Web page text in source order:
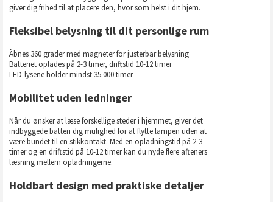
giver dig frihed til at placere den, hvor som helst i dit hjem.
Fleksibel belysning til dit personlige rum
Åbnes 360 grader med magneter for justerbar belysning
Batteriet oplades på 2-3 timer, driftstid 10-12 timer
LED-lysene holder mindst 35.000 timer
Mobilitet uden ledninger
Når du ønsker at læse forskellige steder i hjemmet, giver det
indbyggede batteri dig mulighed for at flytte lampen uden at
være bundet til en stikkontakt. Med en opladningstid på 2-3
timer og en driftstid på 10-12 timer kan du nyde flere afteners
læsning mellem opladningerne.
Holdbart design med praktiske detaljer